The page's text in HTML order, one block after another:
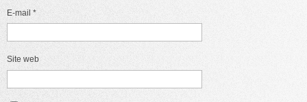
E-mail *
Site web